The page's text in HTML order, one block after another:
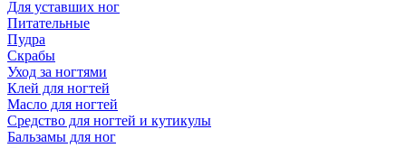
Для уставших ног
Питательные
Пудра
Скрабы
Уход за ногтями
Клей для ногтей
Масло для ногтей
Средство для ногтей и кутикулы
Бальзамы для ног